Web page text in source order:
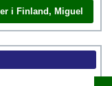
i Finland, Miguel